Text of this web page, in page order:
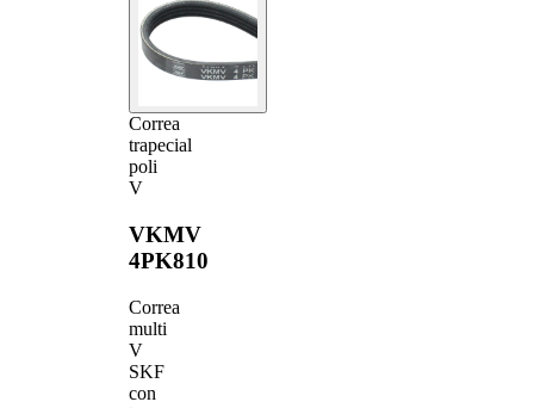
Correa
trapecial
poli
V
VKMV
4PK810
Correa
multi
V
SKF
con